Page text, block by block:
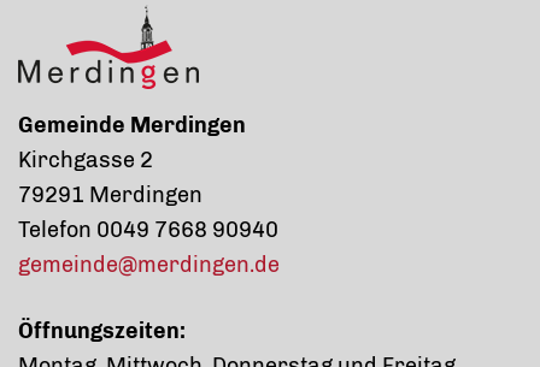
Gemeinde Merdingen
Kirchgasse 2
79291 Merdingen
Telefon 0049 7668 90940
gemeinde@merdingen.de
Öffnungszeiten: